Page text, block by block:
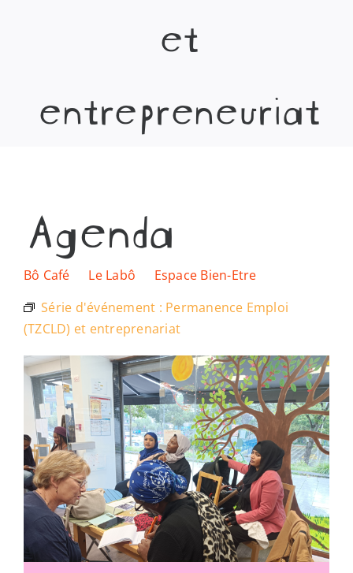
Nous soutenir
et
entrepreneuriat
Agenda
Bô Café Le Labô
Espace Bien-Etre
Série d'événement : Permanence Emploi
(TZCLD) et entreprenariat